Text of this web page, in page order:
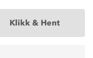
Klikk & Hent